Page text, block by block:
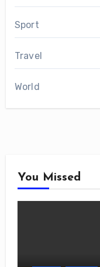
Sport
Travel
World
You Missed